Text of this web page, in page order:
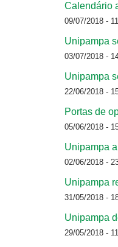
Calendário
09/07/2018 -
Unipampa
03/07/2018 -
Unipampa
22/06/2018 -
Portas de
05/06/2018 -
Unipampa
02/06/2018 -
Unipampa
31/05/2018 -
Unipampa
29/05/2018 -